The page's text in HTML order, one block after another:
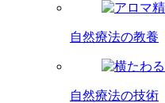
自然療法の教養
自然療法の技術